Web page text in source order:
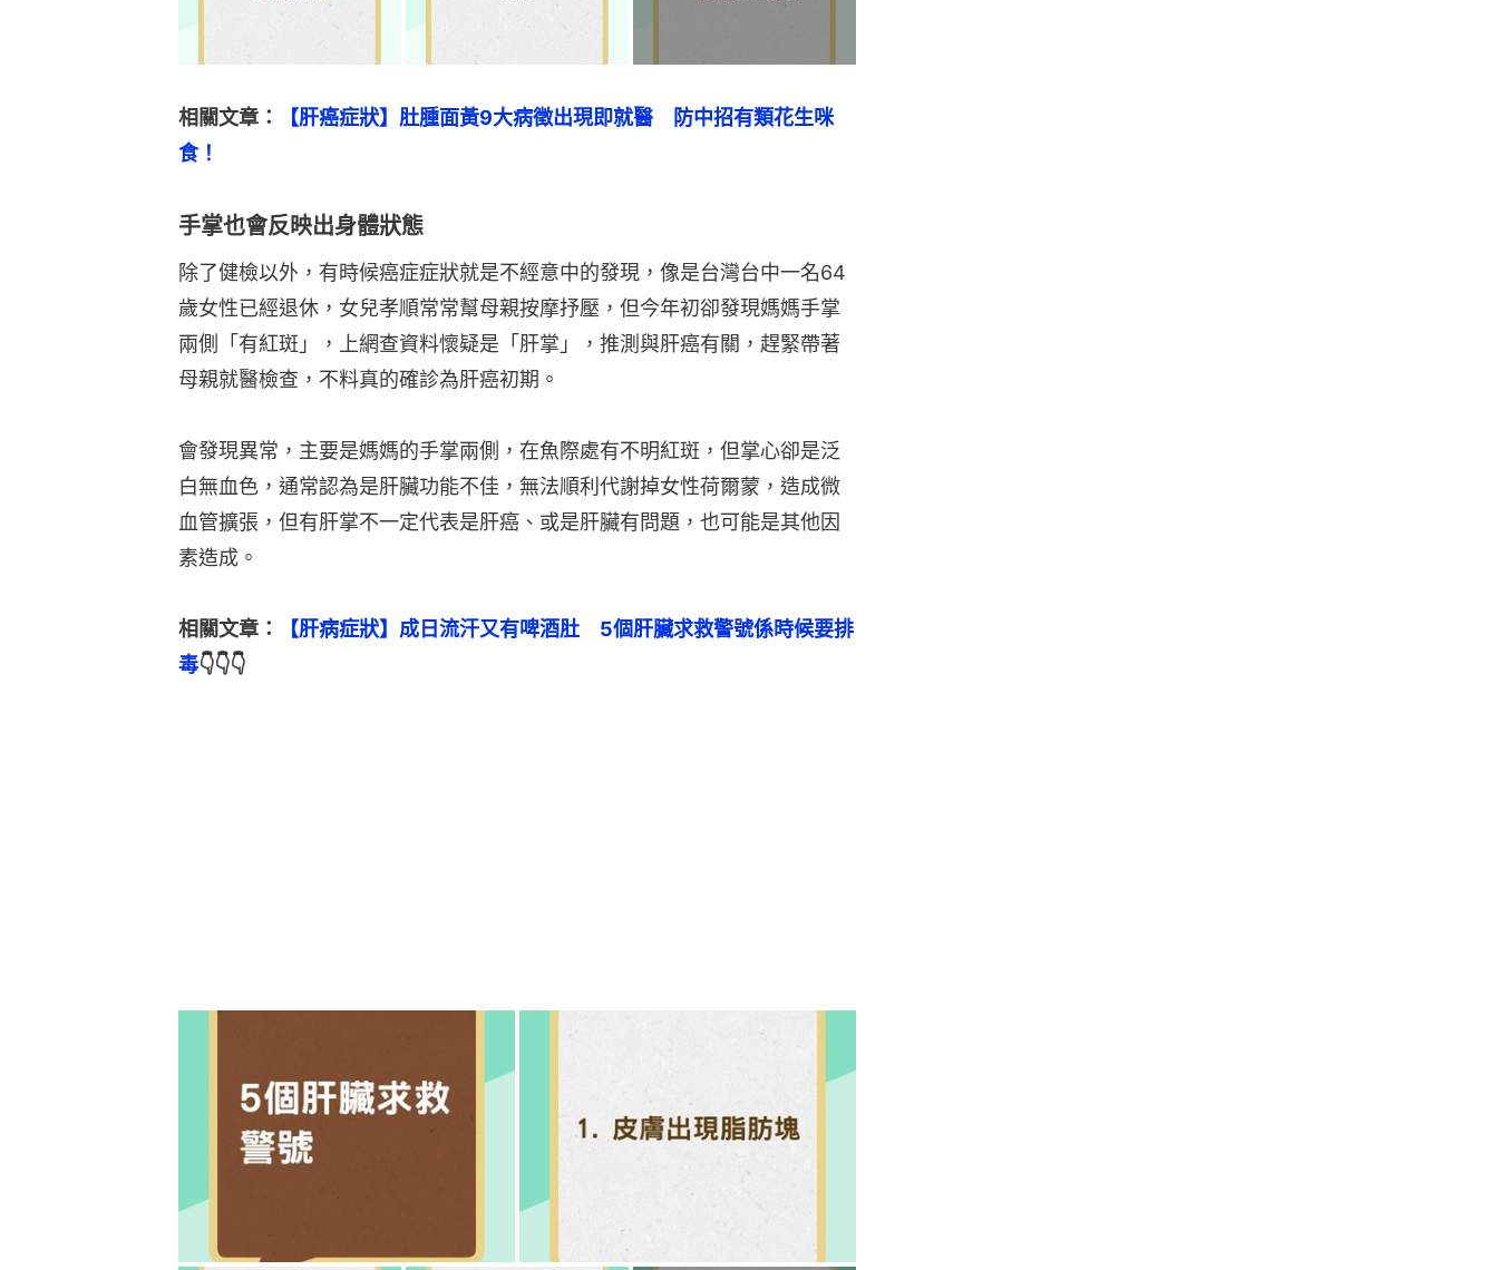
相關文章：
【肝癌症狀】肚腫面黃9大病徵出現即就醫　防中招有類花生咪
食！
手掌也會反映出身體狀態
除了健檢以外，有時候癌症症狀就是不經意中的發現，像是台灣台中一名64
歲女性已經退休，女兒孝順常常幫母親按摩抒壓，但今年初卻發現媽媽手掌
兩側「有紅斑」，上網查資料懷疑是「肝掌」，推測與肝癌有關，趕緊帶著
母親就醫檢查，不料真的確診為肝癌初期。
會發現異常，主要是媽媽的手掌兩側，在魚際處有不明紅斑，但掌心卻是泛
白無血色，通常認為是肝臟功能不佳，無法順利代謝掉女性荷爾蒙，造成微
血管擴張，但有肝掌不一定代表是肝癌、或是肝臟有問題，也可能是其他因
素造成。
相關文章：
【肝病症狀】成日流汗又有啤酒肚　5個肝臟求救警號係時候要排
毒👇👇👇